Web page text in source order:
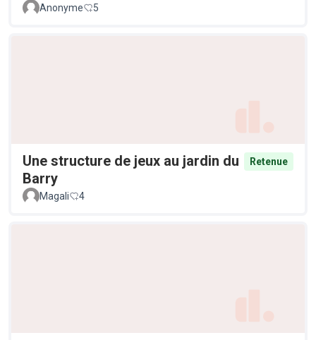
Anonyme 5
Une structure de jeux au jardin du
Barry
Retenue
Magali 4